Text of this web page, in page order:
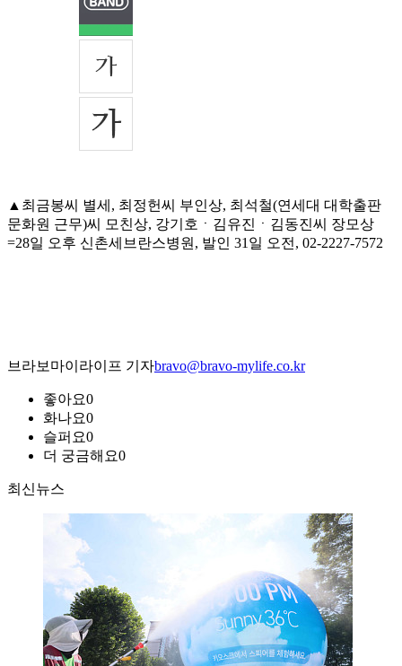
▲최금봉씨 별세, 최정헌씨 부인상, 최석철(연세대 대학출판
문화원 근무)씨 모친상, 강기호ㆍ김유진ㆍ김동진씨 장모상
=28일 오후 신촌세브란스병원, 발인 31일 오전, 02-2227-7572
브라보마이라이프 기자bravo@bravo-mylife.co.kr
좋아요0
화나요0
슬퍼요0
더 궁금해요0
최신뉴스